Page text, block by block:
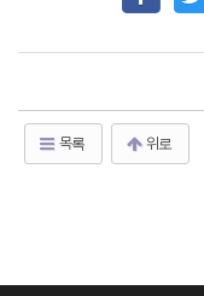
목록 위로